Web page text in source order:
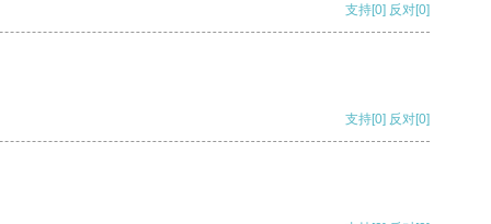
支持[0] 反对[0]
支持[0] 反对[0]